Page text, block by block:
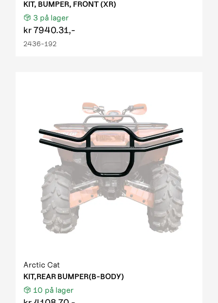
KIT, BUMPER, FRONT (XR)
3 på lager
kr7940.31,-
2436-192
Arctic Cat
KIT,REAR BUMPER(B-BODY)
10 på lager